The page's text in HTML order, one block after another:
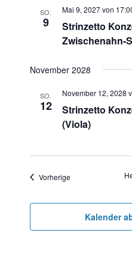
SO.
9
Strinzetto
Zwischenahn-
Mai 9, 2027 von
November 2028
SO.
12
Strinzetto
(Viola)
November 12, 2028
VorherigeVeranstaltungen
Kalender